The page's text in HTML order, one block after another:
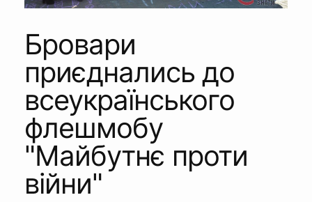
Бровари
приєднались до
всеукраїнського
флешмобу
"Майбутнє проти
війни"